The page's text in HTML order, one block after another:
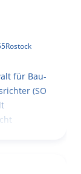
Rostock
für Bau-
(SO